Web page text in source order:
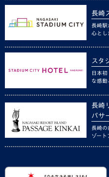
長崎
長崎駅
心とし
スタ
日本
な感動
長崎
パサ
長崎の
ゾート